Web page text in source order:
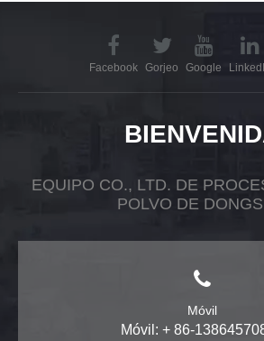
Facebook Gorjeo Google
EQUIPO CO., LTD. DE
POLVO DE
Móvil
Móvil: + 86-